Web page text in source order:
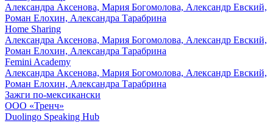
Александра Аксенова, Мария Богомолова, Александр Евский,
Роман Елохин, Александра Тарабрина
Home Sharing
Александра Аксенова, Мария Богомолова, Александр Евский,
Роман Елохин, Александра Тарабрина
Femini Academy
Александра Аксенова, Мария Богомолова, Александр Евский,
Роман Елохин, Александра Тарабрина
Зажги по-мексикански
ООО «Тренч»
Duolingo Speaking Hub